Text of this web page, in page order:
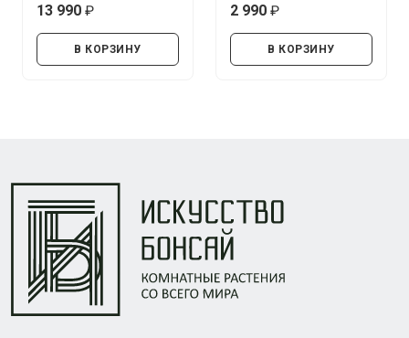
13 990
В КОРЗИНУ
2 990
В КОРЗИНУ